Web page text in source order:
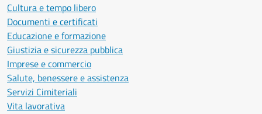
Cultura e tempo libero
Documenti e certificati
Educazione e formazione
Giustizia e sicurezza pubblica
Imprese e commercio
Salute, benessere e assistenza
Servizi Cimiteriali
Vita lavorativa